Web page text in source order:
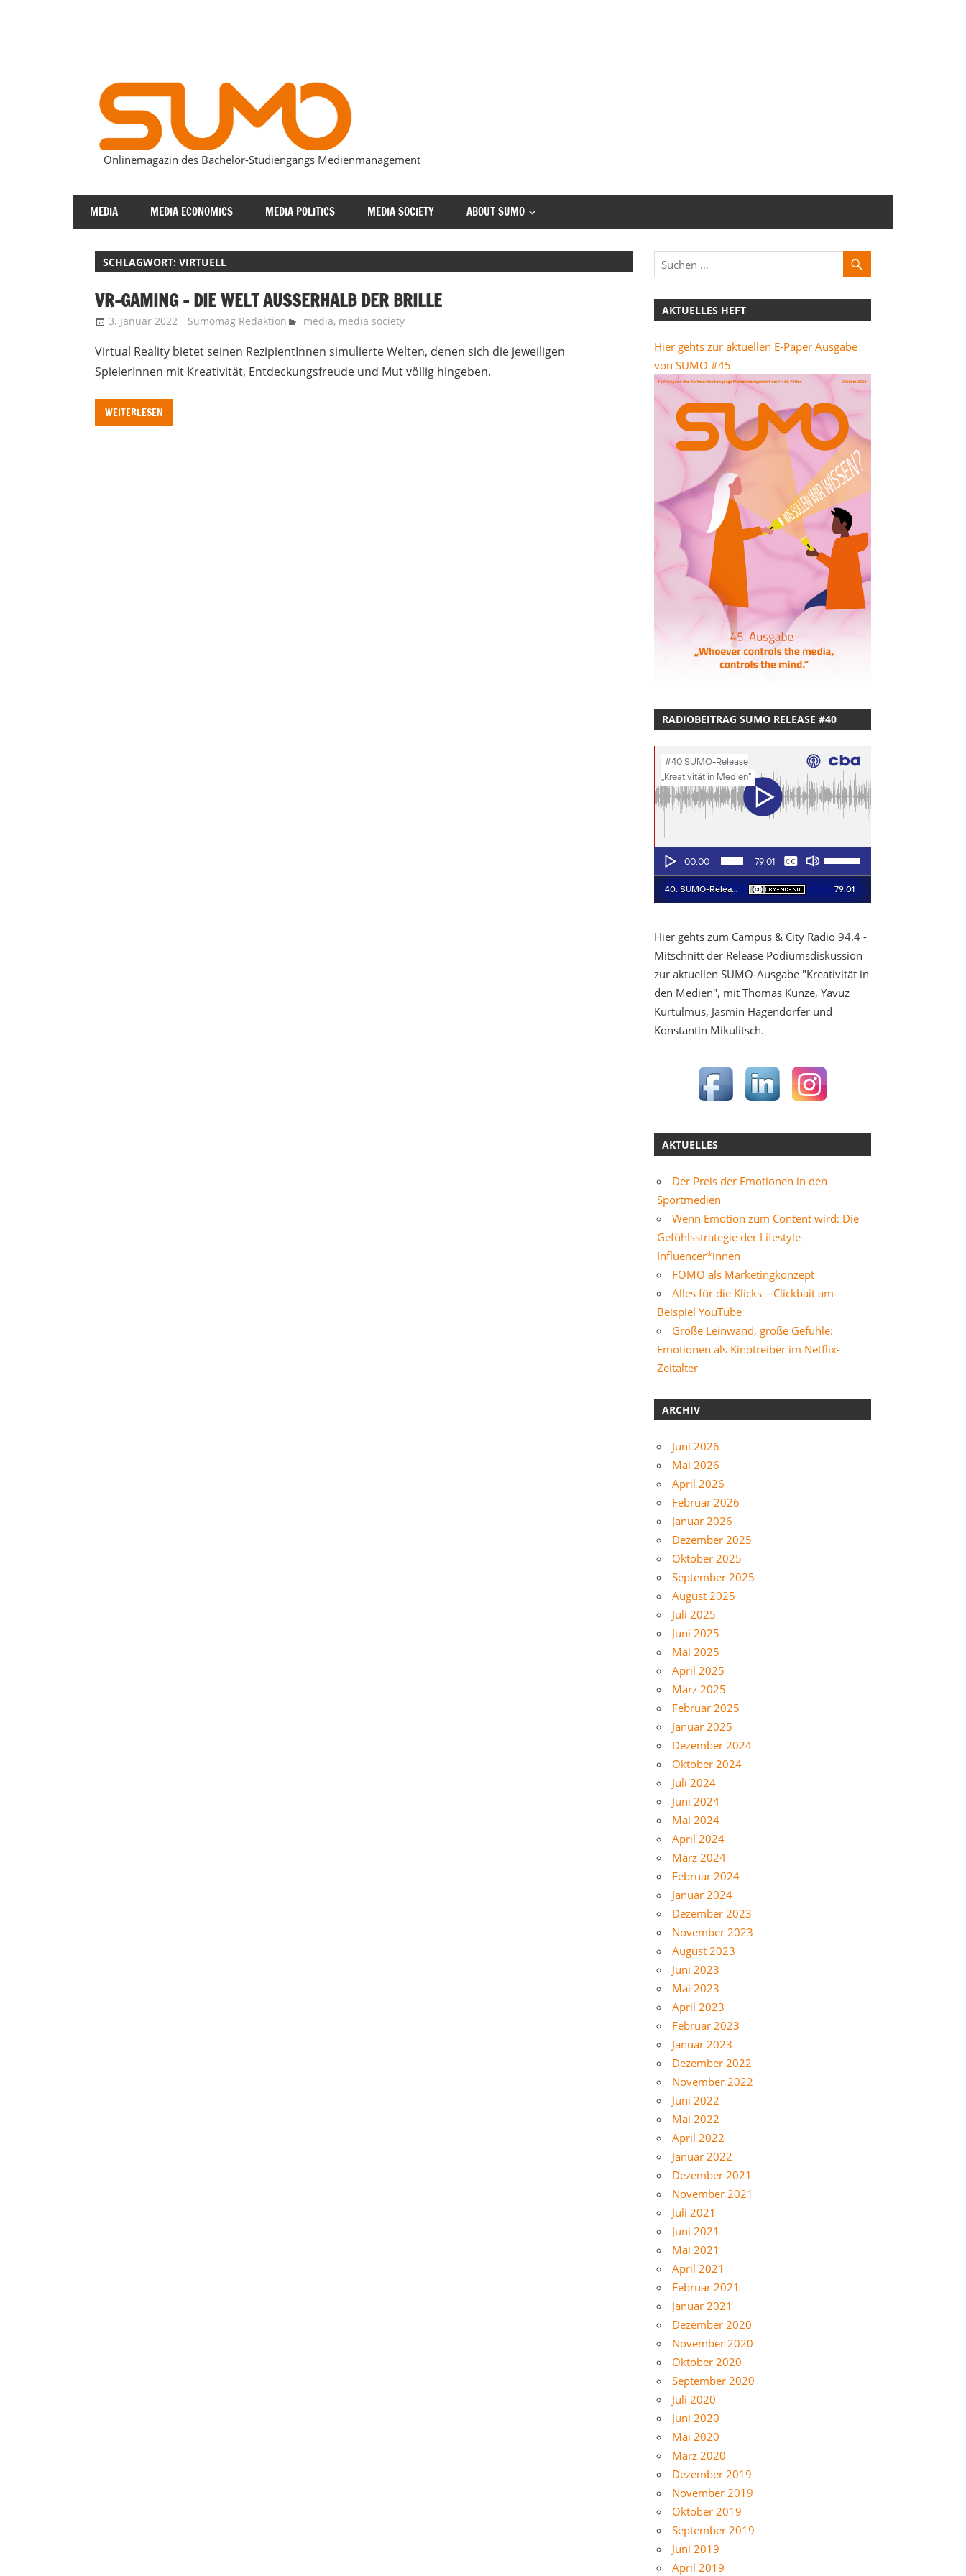
SUMOmag
Onlinemagazin des Bachelor-Studiengangs Medienmanagement
MEDIA MEDIA ECONOMICS MEDIA POLITICS MEDIA SOCIETY ABOUT SUMO
SCHLAGWORT:VIRTUELL
VR-GAMING – DIE WELT AUSSERHALB DER BRILLE
3. Januar 2022 Sumomag Redaktion media, media society
Virtual Reality bietet seinen RezipientInnen simulierte Welten, denen sich die jeweiligen
SpielerInnen mit Kreativität, Entdeckungsfreude und Mut völlig hingeben.
WEITERLESEN
AKTUELLES HEFT
Hier gehts zur aktuellen E-Paper Ausgabe
von SUMO #45
RADIOBEITRAG SUMO RELEASE #40
Hier gehts zum Campus & City Radio 94.4 -
Mitschnitt der Release Podiumsdiskussion
zur aktuellen SUMO-Ausgabe "Kreativität in
den Medien", mit Thomas Kunze, Yavuz
Kurtulmus, Jasmin Hagendorfer und
Konstantin Mikulitsch.
AKTUELLES
Der Preis der Emotionen in den
Sportmedien
Wenn Emotion zum Content wird: Die
Gefühlsstrategie der Lifestyle-
Influencer*innen
FOMO als Marketingkonzept
Alles für die Klicks – Clickbait am
Beispiel YouTube
Große Leinwand, große Gefühle:
Emotionen als Kinotreiber im Netflix-
Zeitalter
ARCHIV
Juni 2026
Mai 2026
April 2026
Februar 2026
Januar 2026
Dezember 2025
Oktober 2025
September 2025
August 2025
Juli 2025
Juni 2025
Mai 2025
April 2025
März 2025
Februar 2025
Januar 2025
Dezember 2024
Oktober 2024
Juli 2024
Juni 2024
Mai 2024
April 2024
März 2024
Februar 2024
Januar 2024
Dezember 2023
November 2023
August 2023
Juni 2023
Mai 2023
April 2023
Februar 2023
Januar 2023
Dezember 2022
November 2022
Juni 2022
Mai 2022
April 2022
Januar 2022
Dezember 2021
November 2021
Juli 2021
Juni 2021
Mai 2021
April 2021
Februar 2021
Januar 2021
Dezember 2020
November 2020
Oktober 2020
September 2020
Juli 2020
Juni 2020
Mai 2020
März 2020
Dezember 2019
November 2019
Oktober 2019
September 2019
Juni 2019
April 2019